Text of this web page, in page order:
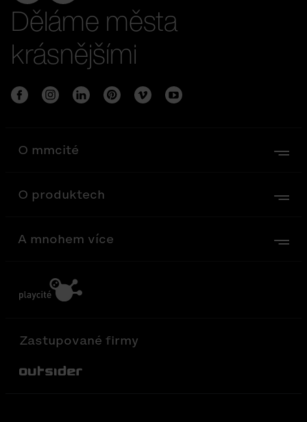
Děláme města
krásnějšími
O mmcité
O produktech
A mnohem více
Zastupované firmy
Out-Sider